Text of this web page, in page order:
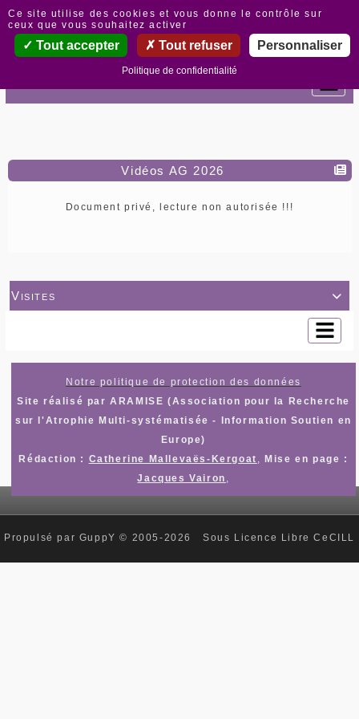
Vidéos AG 2026
Document privé, lecture non autorisée !!!

Visites
Notre politique de protection des données
Site réalisé par ARAMISE (Association pour la Recherche
sur l'Atrophie Multi-systématisée - Information Soutien en
Europe)
Rédaction : Catherine Mallevaës-Kergoat
Mise en page :
Jacques Vairon
Propulsé par GuppY© 2005-2026 Sous Licence Libre CeCILL
Panneau de gestion des cookies
Ce site utilise des cookies et vous donne le contrôle sur
ceux que vous souhaitez activer
Tout accepter Tout refuser Personnaliser
Politique de confidentialité